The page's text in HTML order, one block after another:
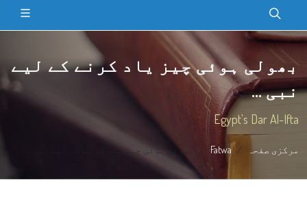
بھولی ہوئی چیز یاد کرنے کے لیے
نبی ...
Egypt's Dar Al-Ifta
مرکزی صفحہ Fatwa بھولی ہوئی چیز یاد کرنے کے لیے نبی ...